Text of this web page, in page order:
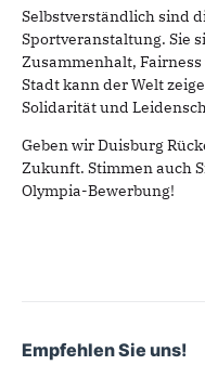
Selbstverständlich sind
Sportveranstaltung. Sie
Zusammenhalt,
Stadt kann der Welt
Solidarität und
Geben wir Duisburg
Zukunft. Stimmen auch
Olympia-Bewerbung!
Empfehlen Sie uns!